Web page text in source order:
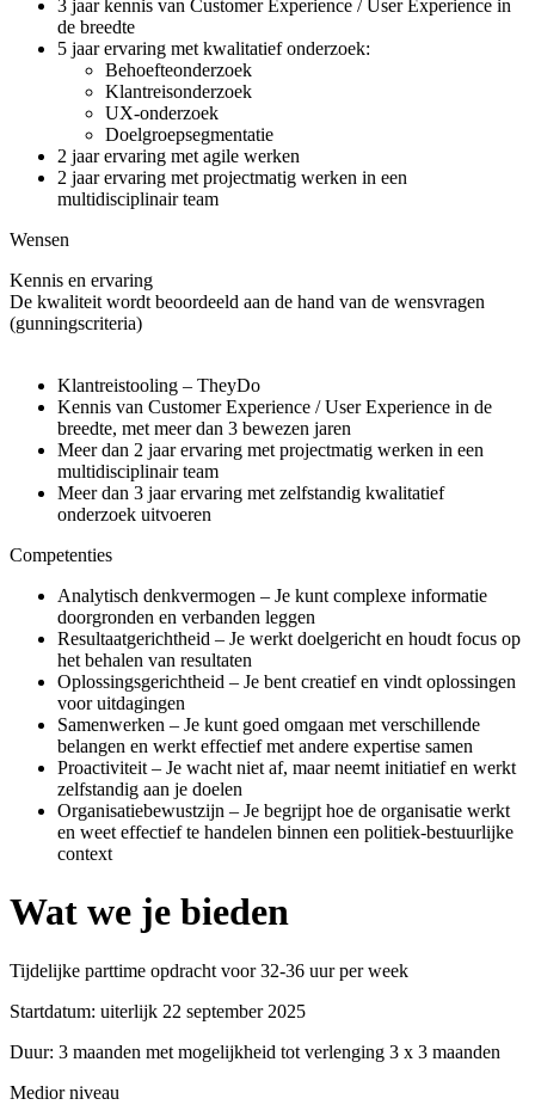
3 jaar kennis van Customer Experience / User Experience in
de breedte
5 jaar ervaring met kwalitatief onderzoek:
Behoefteonderzoek
Klantreisonderzoek
UX-onderzoek
Doelgroepsegmentatie
2 jaar ervaring met agile werken
2 jaar ervaring met projectmatig werken in een
multidisciplinair team
Wensen
Kennis en ervaring
De kwaliteit wordt beoordeeld aan de hand van de wensvragen
(gunningscriteria)
Klantreistooling – TheyDo
Kennis van Customer Experience / User Experience in de
breedte, met meer dan 3 bewezen jaren
Meer dan 2 jaar ervaring met projectmatig werken in een
multidisciplinair team
Meer dan 3 jaar ervaring met zelfstandig kwalitatief
onderzoek uitvoeren
Competenties
Analytisch denkvermogen – Je kunt complexe informatie
doorgronden en verbanden leggen
Resultaatgerichtheid – Je werkt doelgericht en houdt focus op
het behalen van resultaten
Oplossingsgerichtheid – Je bent creatief en vindt oplossingen
voor uitdagingen
Samenwerken – Je kunt goed omgaan met verschillende
belangen en werkt effectief met andere expertise samen
Proactiviteit – Je wacht niet af, maar neemt initiatief en werkt
zelfstandig aan je doelen
Organisatiebewustzijn – Je begrijpt hoe de organisatie werkt
en weet effectief te handelen binnen een politiek-bestuurlijke
context
Wat we je bieden
Tijdelijke parttime opdracht voor 32-36 uur per week
Startdatum: uiterlijk 22 september 2025
Duur: 3 maanden met mogelijkheid tot verlenging 3 x 3 maanden
Medior niveau